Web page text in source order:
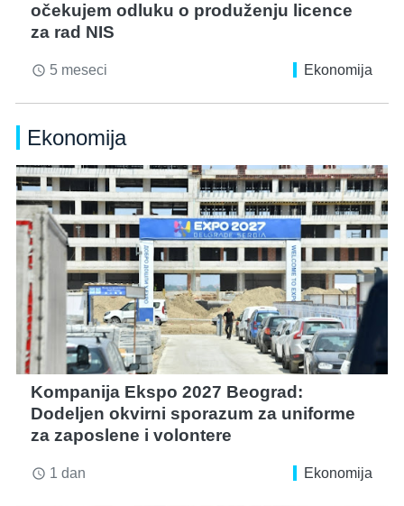
očekujem odluku o produženju licence
za rad NIS
access_time 5 meseci Ekonomija
Ekonomija
Kompanija Ekspo 2027 Beograd:
Dodeljen okvirni sporazum za uniforme
za zaposlene i volontere
access_time 1 dan Ekonomija